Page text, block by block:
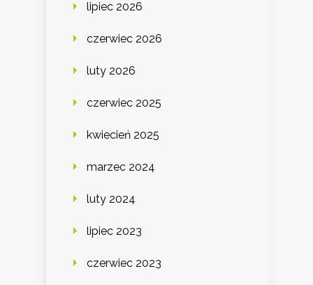
lipiec 2026
czerwiec 2026
luty 2026
czerwiec 2025
kwiecień 2025
marzec 2024
luty 2024
lipiec 2023
czerwiec 2023